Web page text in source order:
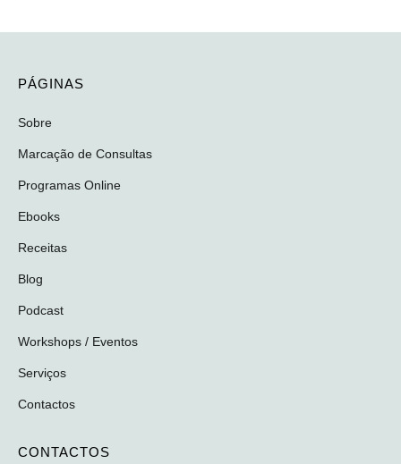
PÁGINAS
Sobre
Marcação de Consultas
Programas Online
Ebooks
Receitas
Blog
Podcast
Workshops / Eventos
Serviços
Contactos
CONTACTOS